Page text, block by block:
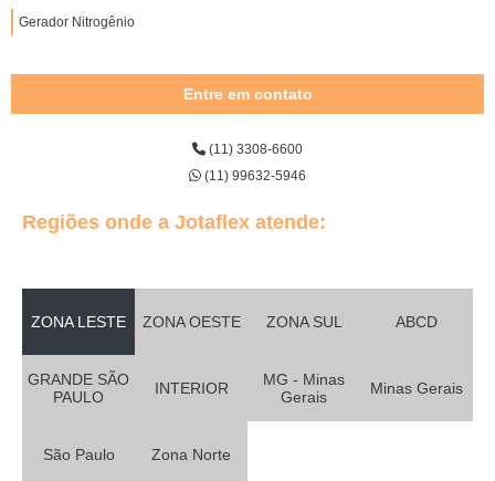
Gerador Nitrogênio
Entre em contato
(11) 3308-6600
(11) 99632-5946
Regiões onde a Jotaflex atende:
ZONA LESTE ZONA OESTE ZONA SUL ABCD
GRANDE SÃO
PAULO
INTERIOR
MG - Minas
Gerais
Minas Gerais
São Paulo Zona Norte